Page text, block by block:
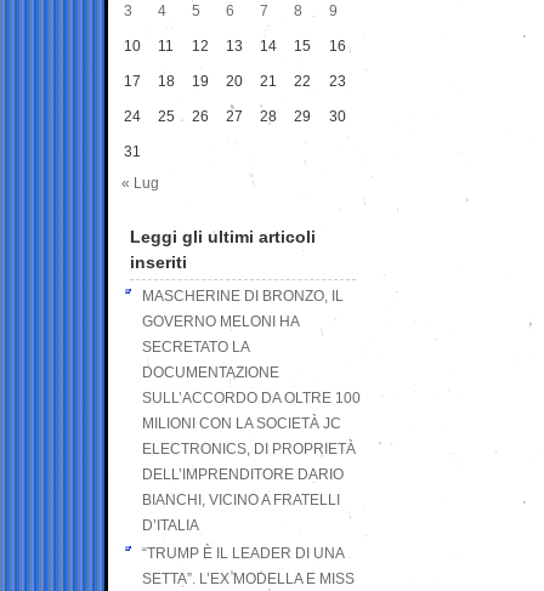
3 4 5 6 7 8 9
10 11 12 13 14 15 16
17 18 19 20 21 22 23
24 25 26 27 28 29 30
31
« Lug
Leggi gli ultimi articoli
inseriti
MASCHERINE DI BRONZO, IL
GOVERNO MELONI HA
SECRETATO LA
DOCUMENTAZIONE
SULL’ACCORDO DA OLTRE 100
MILIONI CON LA SOCIETÀ JC
ELECTRONICS, DI PROPRIETÀ
DELL’IMPRENDITORE DARIO
BIANCHI, VICINO A FRATELLI
D’ITALIA
“TRUMP È IL LEADER DI UNA
SETTA”. L’EX MODELLA E MISS